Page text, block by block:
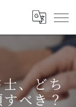
、どち
べき？